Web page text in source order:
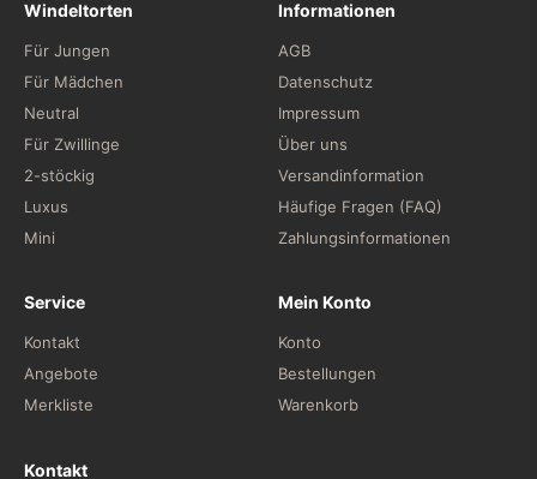
Windeltorten
Für Jungen
Für Mädchen
Neutral
Für Zwillinge
2-stöckig
Luxus
Mini
Informationen
AGB
Datenschutz
Impressum
Über uns
Versandinformation
Häufige Fragen (FAQ)
Zahlungsinformationen
Service
Kontakt
Angebote
Merkliste
Mein Konto
Konto
Bestellungen
Warenkorb
Kontakt